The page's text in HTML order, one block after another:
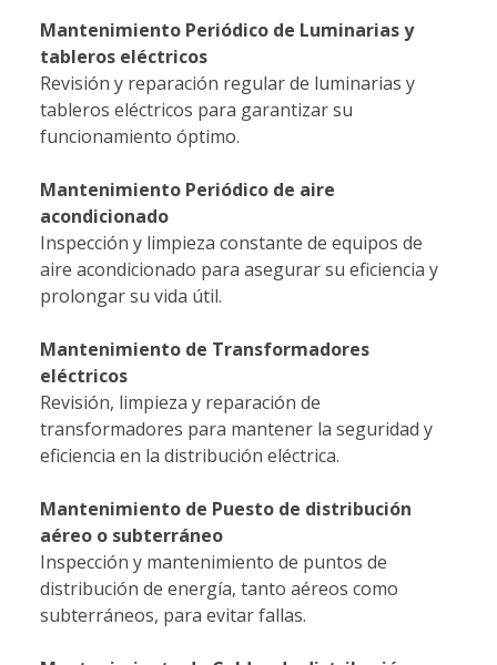
Mantenimiento Periódico de Luminarias y
tableros eléctricos
Revisión y reparación regular de luminarias y
tableros eléctricos para garantizar su
funcionamiento óptimo.
Mantenimiento Periódico de aire
acondicionado
Inspección y limpieza constante de equipos de
aire acondicionado para asegurar su eficiencia y
prolongar su vida útil.
Mantenimiento de Transformadores
eléctricos
Revisión, limpieza y reparación de
transformadores para mantener la seguridad y
eficiencia en la distribución eléctrica.
Mantenimiento de Puesto de distribución
aéreo o subterráneo
Inspección y mantenimiento de puntos de
distribución de energía, tanto aéreos como
subterráneos, para evitar fallas.